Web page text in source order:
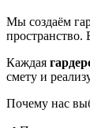
Мы создаём
Каждая
смету и
Почему нас